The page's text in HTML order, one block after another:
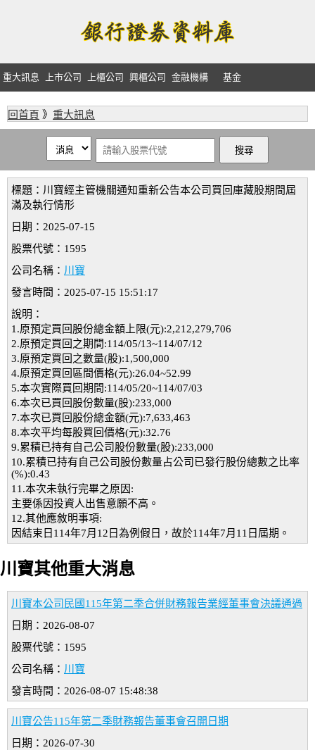
重大訊息 上市公司 上櫃公司 興櫃公司 金融機構 基金
回首頁 》 重大訊息
標題：川寶經主管機關通知重新公告本公司買回庫藏股期間屆
滿及執行情形
日期：2025-07-15
股票代號：1595
公司名稱： 川寶
發言時間：2025-07-15 15:51:17
說明：
1.原預定買回股份總金額上限(元):2,212,279,706
2.原預定買回之期間:114/05/13~114/07/12
3.原預定買回之數量(股):1,500,000
4.原預定買回區間價格(元):26.04~52.99
5.本次實際買回期間:114/05/20~114/07/03
6.本次已買回股份數量(股):233,000
7.本次已買回股份總金額(元):7,633,463
8.本次平均每股買回價格(元):32.76
9.累積已持有自己公司股份數量(股):233,000
10.累積已持有自己公司股份數量占公司已發行股份總數之比率
(%):0.43
11.本次未執行完畢之原因:
主要係因投資人出售意願不高。
12.其他應敘明事項:
因結束日114年7月12日為例假日，故於114年7月11日屆期。
川寶其他重大消息
川寶本公司民國115年第二季合併財務報告業經董事會決議通過
日期：2026-08-07
股票代號：1595
公司名稱： 川寶
發言時間：2026-08-07 15:48:38
川寶公告115年第二季財務報告董事會召開日期
日期：2026-07-30